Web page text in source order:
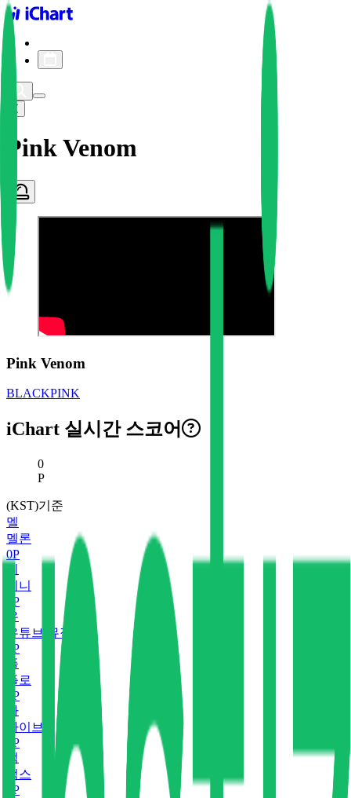
iChart logo
Pink Venom
Pink Venom
BLACKPINK
iChart 실시간 스코어
현재 스코어
0
P
(KST)기준
멜
멜론
0P
지니
P
유
유튜브 뮤직
P
플
플로
P
바
바이브
P
벅
벅스
P